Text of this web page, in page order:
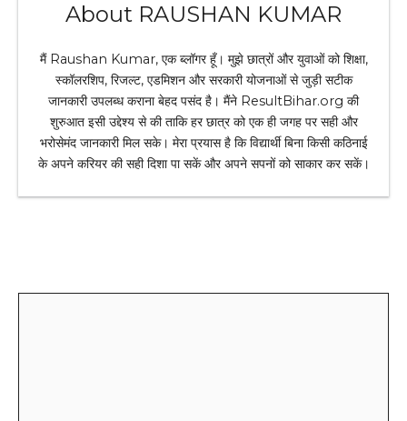
About RAUSHAN KUMAR
मैं Raushan Kumar, एक ब्लॉगर हूँ। मुझे छात्रों और युवाओं को शिक्षा,
स्कॉलरशिप, रिजल्ट, एडमिशन और सरकारी योजनाओं से जुड़ी सटीक
जानकारी उपलब्ध कराना बेहद पसंद है। मैंने ResultBihar.org की
शुरुआत इसी उद्देश्य से की ताकि हर छात्र को एक ही जगह पर सही और
भरोसेमंद जानकारी मिल सके। मेरा प्रयास है कि विद्यार्थी बिना किसी कठिनाई
के अपने करियर की सही दिशा पा सकें और अपने सपनों को साकार कर सकें।